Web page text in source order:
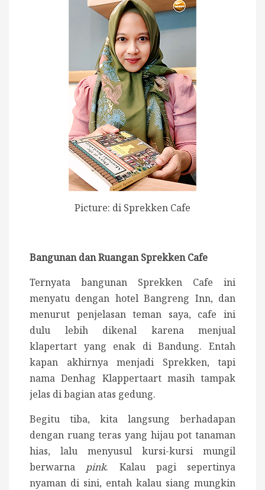
Picture: di Sprekken Cafe
Bangunan dan Ruangan Sprekken Cafe
Ternyata bangunan Sprekken Cafe ini
menyatu dengan hotel Bangreng Inn, dan
menurut penjelasan teman saya, cafe ini
dulu lebih dikenal karena menjual
klapertart yang enak di Bandung. Entah
kapan akhirnya menjadi Sprekken, tapi
nama Denhag Klappertaart masih tampak
jelas di bagian atas gedung.
Begitu tiba, kita langsung berhadapan
dengan ruang teras yang hijau pot tanaman
hias, lalu menyusul kursi-kursi mungil
berwarna pink. Kalau pagi sepertinya
nyaman di sini, entah kalau siang mungkin